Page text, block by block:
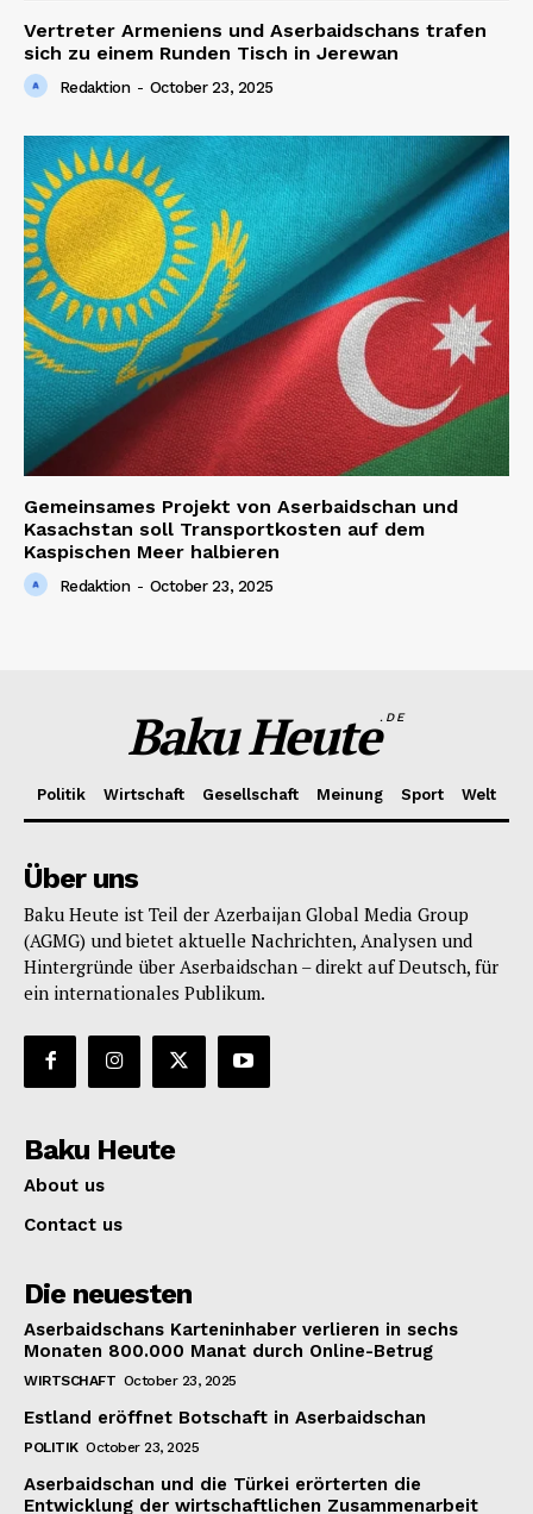
Vertreter Armeniens und Aserbaidschans trafen
sich zu einem Runden Tisch in Jerewan
Redaktion - October 23, 2025
Gemeinsames Projekt von Aserbaidschan und
Kasachstan soll Transportkosten auf dem
Kaspischen Meer halbieren
Redaktion - October 23, 2025
Baku Heute.DE
Politik Wirtschaft Gesellschaft Meinung Sport Welt
Über uns
Baku Heute ist Teil der Azerbaijan Global Media Group
(AGMG) und bietet aktuelle Nachrichten, Analysen und
Hintergründe über Aserbaidschan – direkt auf Deutsch, für
ein internationales Publikum.
Baku Heute
About us
Contact us
Die neuesten
Aserbaidschans Karteninhaber verlieren in sechs
Monaten 800.000 Manat durch Online-Betrug
WIRTSCHAFT October 23, 2025
Estland eröffnet Botschaft in Aserbaidschan
POLITIK October 23, 2025
Aserbaidschan und die Türkei erörterten die
Entwicklung der wirtschaftlichen Zusammenarbeit